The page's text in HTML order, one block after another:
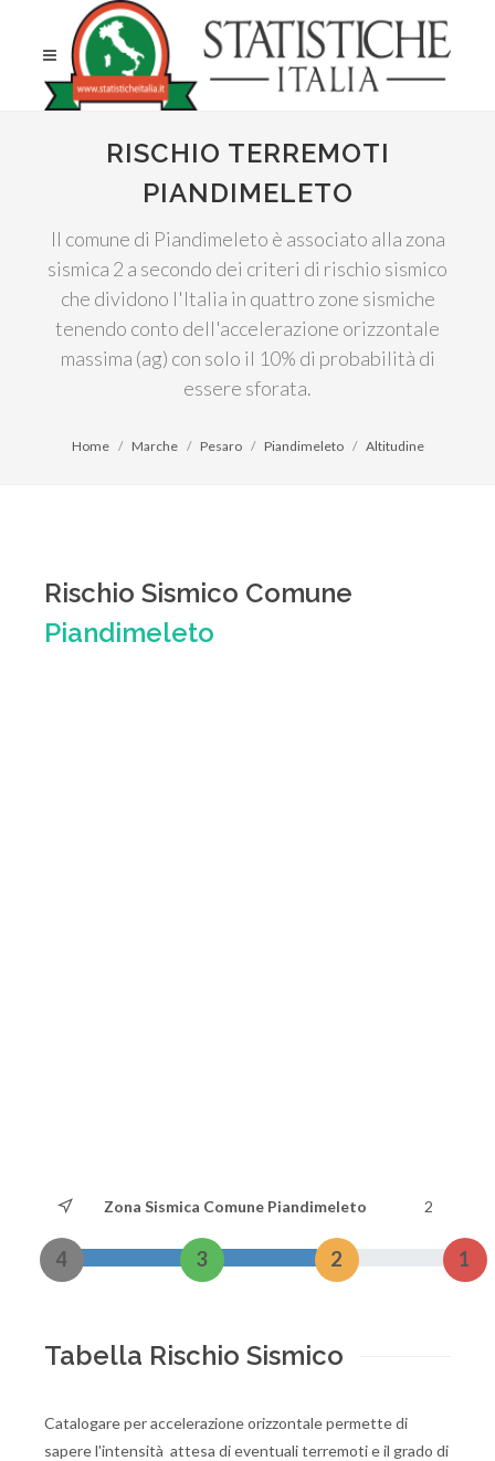
RISCHIO TERREMOTI
PIANDIMELETO
Il comune di Piandimeleto è associato alla zona
sismica 2 a secondo dei criteri di rischio sismico
che dividono l'Italia in quattro zone sismiche
tenendo conto dell'accelerazione orizzontale
massima (ag) con solo il 10% di probabilità di
essere sforata.
Home Marche Pesaro Piandimeleto Altitudine
Rischio Sismico Comune
Piandimeleto
Zona Sismica Comune Piandimeleto 2
4 3 2 1
Tabella Rischio Sismico
Catalogare per accelerazione orizzontale permette di
sapere l'intensità attesa di eventuali terremoti e il grado di